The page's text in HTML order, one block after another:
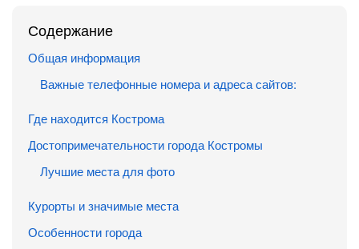
Содержание
Общая информация
Важные телефонные номера и адреса сайтов:
Где находится Кострома
Достопримечательности города Костромы
Лучшие места для фото
Курорты и значимые места
Особенности города